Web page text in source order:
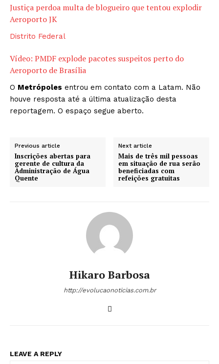
Justiça perdoa multa de blogueiro que tentou explodir
Aeroporto JK
Distrito Federal
Vídeo: PMDF explode pacotes suspeitos perto do
Aeroporto de Brasília
O Metrópoles entrou em contato com a Latam. Não
houve resposta até a última atualização desta
reportagem. O espaço segue aberto.
Previous article
Inscrições abertas para
gerente de cultura da
Administração de Água
Quente
Next article
Mais de três mil pessoas
em situação de rua serão
beneficiadas com
refeições gratuitas
Hikaro Barbosa
http://evolucaonoticias.com.br
LEAVE A REPLY